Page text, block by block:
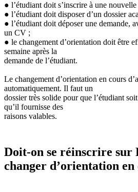
● l’étudiant doit s’inscrire à une
● l’étudiant doit disposer d’un dossier
● l’étudiant doit déposer une demande,
un CV ;
● le changement d’orientation doit être
semaine après la
demande de l’étudiant.
Le changement d’orientation en cours
automatiquement. Il faut un
dossier très solide pour que l’étudiant
qu’il fournisse des
raisons valables.
Doit-on se réinscrire sur
changer d’orientation en